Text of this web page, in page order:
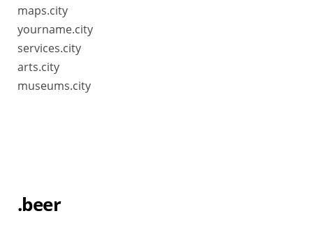
maps.city
yourname.city
services.city
arts.city
museums.city
.beer